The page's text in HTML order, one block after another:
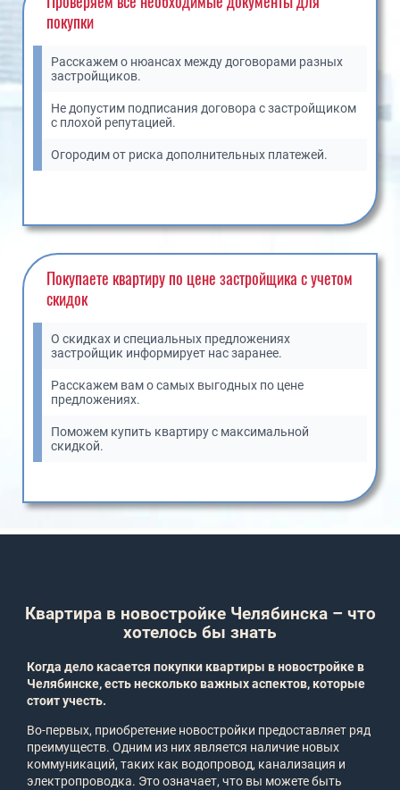
покупки
Расскажем о нюансах между договорами разных
застройщиков.
Не допустим подписания договора с застройщиком
с плохой репутацией.
Огородим от риска дополнительных платежей.
Покупаете квартирупо цене застройщикас учетом
скидок
О скидках и специальных предложениях
застройщик информирует нас заранее.
Расскажем вам о самых выгодных по цене
предложениях.
Поможем купить квартиру с максимальной
скидкой.
Квартира в новостройке Челябинска – что
хотелось бы знать
Когда дело касается покупки квартиры в новостройке в
Челябинске, есть несколько важных аспектов, которые
стоит учесть.
Во-первых, приобретение новостройки предоставляет ряд
преимуществ. Одним из них является наличие новых
коммуникаций, таких как водопровод, канализация и
электропроводка. Это означает, что вы можете быть